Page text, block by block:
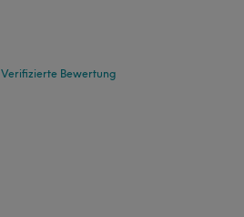
Verifizierte Bewertung